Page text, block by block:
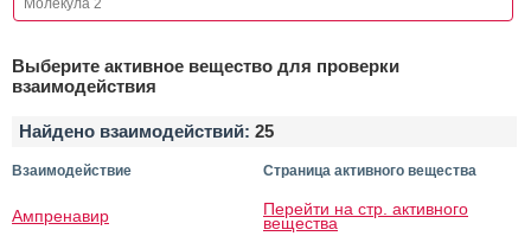
Выберите активное вещество для проверки
взаимодействия
Найдено взаимодействий: 25
Взаимодействие Страница активного вещества
Ампренавир Перейти на стр. активного
вещества